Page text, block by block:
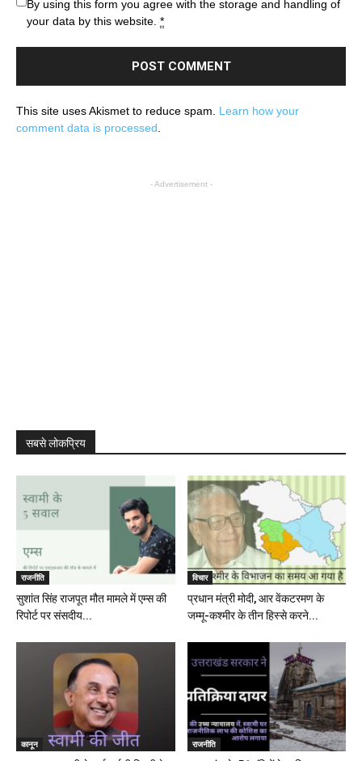
By using this form you agree with the storage and handling of
your data by this website. *
This site uses Akismet to reduce spam. Learn how your
comment data is processed
- Advertisement -
सबसे लोकप्रिय
राजनीति
सुशांत सिंह राजपूत मौत मामले में एम्स की
रिपोर्ट पर संसदीय...
विचार
प्रधान मंत्री मोदी, आर वेंकटरमण के
जम्मू-कश्मीर के तीन हिस्से करने...
कानून राजनीति